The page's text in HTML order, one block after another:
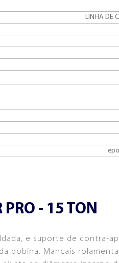
LINHA DE
PRO - 15 TON
e suporte de contra-
bobina. Mancais